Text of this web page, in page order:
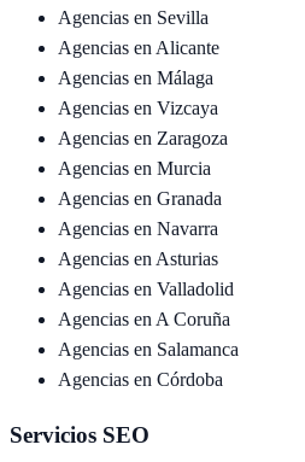
Agencias en Sevilla
Agencias en Alicante
Agencias en Málaga
Agencias en Vizcaya
Agencias en Zaragoza
Agencias en Murcia
Agencias en Granada
Agencias en Navarra
Agencias en Asturias
Agencias en Valladolid
Agencias en A Coruña
Agencias en Salamanca
Agencias en Córdoba
Servicios SEO